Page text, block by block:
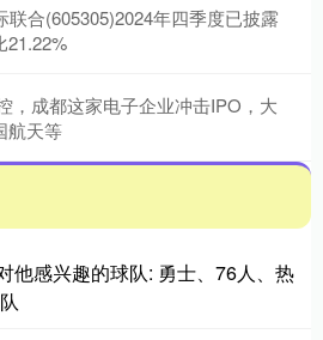
合(605305)2024年四季度已披露
21.22%
，成都这家电子企业冲击IPO，大
航天等
他感兴趣的球队: 勇士、76人、热